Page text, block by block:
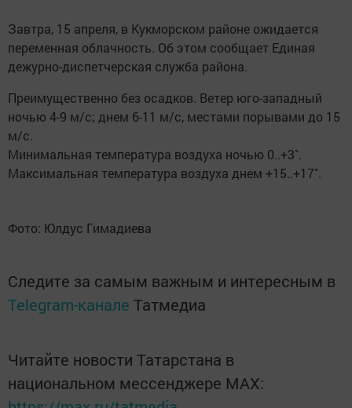
Завтра, 15 апреля, в Кукморском районе ожидается
переменная облачность. Об этом сообщает Единая
дежурно-диспетчерская служба района.
Преимущественно без осадков. Ветер юго-западный
ночью 4-9 м/с; днем 6-11 м/с, местами порывами до 15
м/с.
Минимальная температура воздуха ночью 0..+3˚.
Максимальная температура воздуха днем +15..+17˚.
Фото: Юлдус Гимадиева
Следите за самым важным и интересным в
Telegram-канале Татмедиа
Читайте новости Татарстана в
национальном мессенджере MАХ: